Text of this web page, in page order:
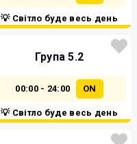
💡 Світло буде весь день
Група 5.2
00:00 - 24:00 ON
💡 Світло буде весь день